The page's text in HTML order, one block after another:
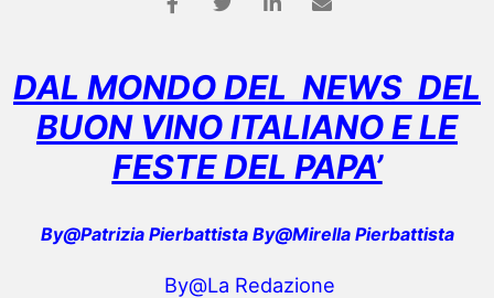
DAL MONDO DEL NEWS DEL
BUON VINO ITALIANO E LE
FESTE DEL PAPA’
By@Patrizia Pierbattista By@Mirella Pierbattista
By@La Redazione